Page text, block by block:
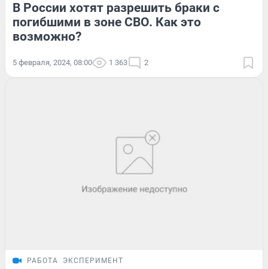
В России хотят разрешить браки с
погибшими в зоне СВО. Как это
возможно?
5 февраля, 2024, 08:00 1 363 2
РАБОТА ЭКСПЕРИМЕНТ